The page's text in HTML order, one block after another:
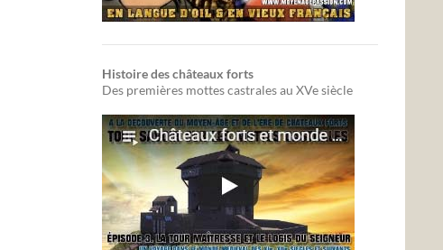
Histoire des châteaux forts
Des premières mottes castrales au XVe siècle